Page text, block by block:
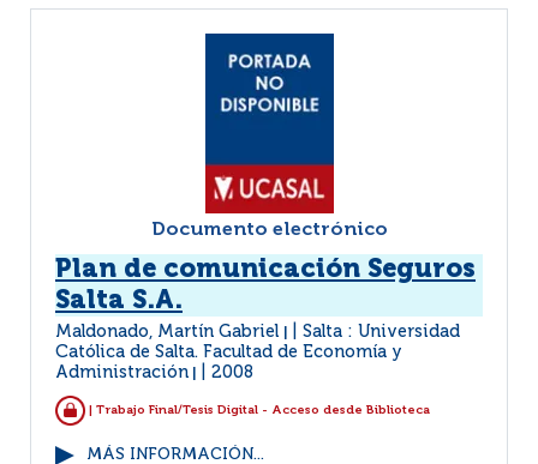
Documento electrónico
Plan de comunicación Seguros
Salta S.A.
Maldonado, Martín Gabriel
Salta : Universidad
Católica de Salta. Facultad de Economía y
Administración
2008
| Trabajo Final/Tesis Digital - Acceso desde Biblioteca
MÁS INFORMACIÓN...